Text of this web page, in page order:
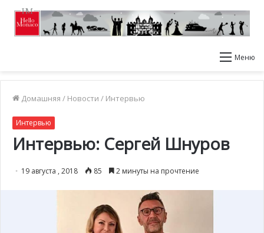
Меню
Домашняя / Новости / Интервью
Интервью
Интервью: Сергей Шнуров
19 августа , 2018 85 2 минуты на прочтение